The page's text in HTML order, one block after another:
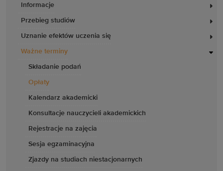
Informacje
Przebieg studiów
Uznanie efektów uczenia się
Ważne terminy
Składanie podań
Opłaty
Kalendarz akademicki
Konsultacje nauczycieli akademickich
Rejestracje na zajęcia
Sesja egzaminacyjna
Zjazdy na studiach niestacjonarnych